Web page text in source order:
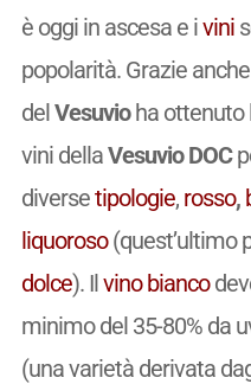
è oggi in ascesa e ivini
popolarità. Grazie
delVesuvioha ottenuto
vini dellaVesuvio DOC
diversetipologie, rosso,
liquoroso(quest’ultimo
dolce). Ilvino bianco
minimo del 35-80% da
(una varietà derivata